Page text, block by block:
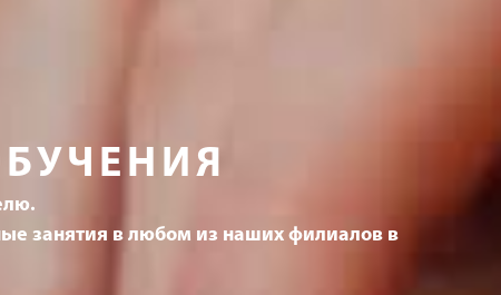
занятия в любом из наших филиалов в